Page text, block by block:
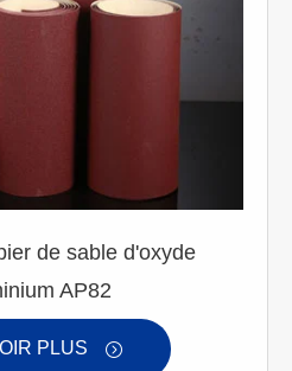
de sable d'oxyde
AP82
PLUS 